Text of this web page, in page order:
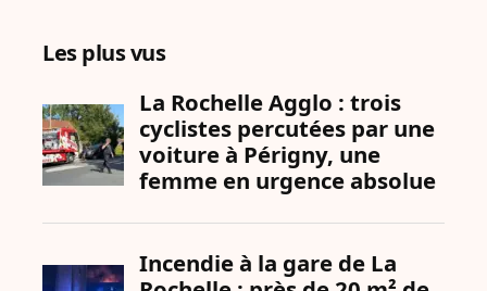
Les plus vus